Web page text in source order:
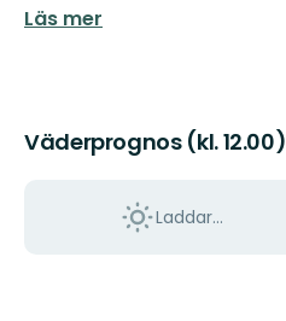
Läs mer
Väderprognos (kl. 12.00)
Laddar...